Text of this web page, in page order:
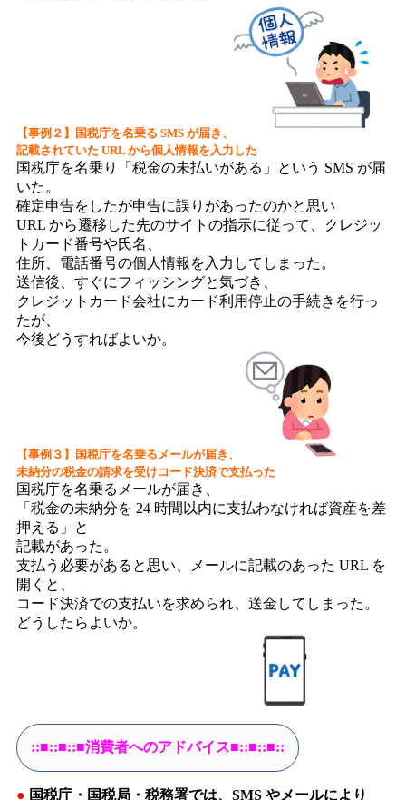
【事例２】国税庁を名乗る SMS が届き、
記載されていた URL から個人情報を入力した
国税庁を名乗り「税金の未払いがある」という SMS が届
いた。
確定申告をしたが申告に誤りがあったのかと思い
URL から遷移した先のサイトの指示に従って、クレジッ
トカード番号や氏名、
住所、電話番号の個人情報を入力してしまった。
送信後、すぐにフィッシングと気づき、
クレジットカード会社にカード利用停止の手続きを行っ
たが、
今後どうすればよいか。
【事例３】国税庁を名乗るメールが届き、
未納分の税金の請求を受けコード決済で支払った
国税庁を名乗るメールが届き、
「税金の未納分を 24 時間以内に支払わなければ資産を差
押える」と
記載があった。
支払う必要があると思い、メールに記載のあった URL を
開くと、
コード決済での支払いを求められ、送金してしまった。
どうしたらよいか。
::■::■::■消費者へのアドバイス■::■::■::
● 国税庁・国税局・税務署では、SMS やメールにより